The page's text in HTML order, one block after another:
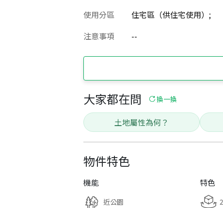
使用分區
住宅區（供住宅使用）;
注意事項
--
大家都在問 換一換
土地屬性為何？
物件特色
機能
近公園
特色